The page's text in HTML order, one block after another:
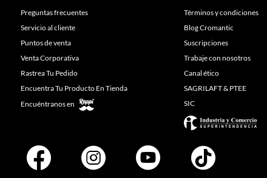
Preguntas frecuentes
Servicio al cliente
Puntos de venta
Venta Corporativa
Rastrea Tu Pedido
Encuentra Tu Producto En Tienda
Encuéntranos en
Términos y condiciones
Blog Cromantic
Suscripciones
Trabaje con nosotros
Canal ético
SAGRILAFT & PTEE
SIC